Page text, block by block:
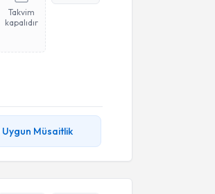
Takvim
kapalıdır
Uygun Müsaitlik